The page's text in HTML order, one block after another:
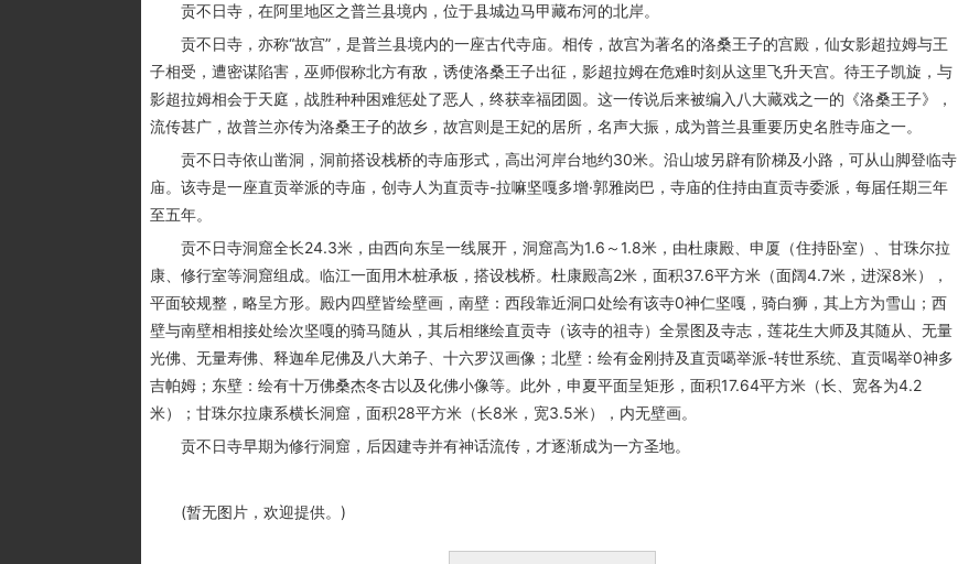
贡不日寺，在阿里地区之普兰县境内，位于县城边马甲藏布河的北岸。
贡不日寺，亦称“故宫”，是普兰县境内的一座古代寺庙。相传，故宫为著名的洛桑王子的宫殿，仙女影超拉姆与王
子相受，遭密谋陷害，巫师假称北方有敌，诱使洛桑王子出征，影超拉姆在危难时刻从这里飞升天宫。待王子凯旋，与
影超拉姆相会于天庭，战胜种种困难惩处了恶人，终获幸福团圆。这一传说后来被编入八大藏戏之一的《洛桑王子》，
流传甚广，故普兰亦传为洛桑王子的故乡，故宫则是王妃的居所，名声大振，成为普兰县重要历史名胜寺庙之一。
贡不日寺依山凿洞，洞前搭设栈桥的寺庙形式，高出河岸台地约30米。沿山坡另辟有阶梯及小路，可从山脚登临寺
庙。该寺是一座直贡举派的寺庙，创寺人为直贡寺-拉嘛坚嘎多增·郭雅岗巴，寺庙的住持由直贡寺委派，每届任期三年
至五年。
贡不日寺洞窟全长24.3米，由西向东呈一线展开，洞窟高为1.6～1.8米，由杜康殿、申厦（住持卧室）、甘珠尔拉
康、修行室等洞窟组成。临江一面用木桩承板，搭设栈桥。杜康殿高2米，面积37.6平方米（面阔4.7米，进深8米），
平面较规整，略呈方形。殿内四壁皆绘壁画，南壁：西段靠近洞口处绘有该寺0神仁坚嘎，骑白狮，其上方为雪山；西
壁与南壁相相接处绘次坚嘎的骑马随从，其后相继绘直贡寺（该寺的祖寺）全景图及寺志，莲花生大师及其随从、无量
光佛、无量寿佛、释迦牟尼佛及八大弟子、十六罗汉画像；北壁：绘有金刚持及直贡噶举派-转世系统、直贡喝举0神多
吉帕姆；东壁：绘有十万佛桑杰冬古以及化佛小像等。此外，申夏平面呈矩形，面积17.64平方米（长、宽各为4.2
米）；甘珠尔拉康系横长洞窟，面积28平方米（长8米，宽3.5米），内无壁画。
贡不日寺早期为修行洞窟，后因建寺并有神话流传，才逐渐成为一方圣地。
(暂无图片，欢迎提供。)